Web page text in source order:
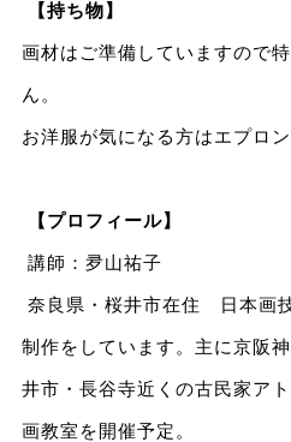
【持ち物】
画材はご準備していますので
ん。
お洋服が気になる方はエプロ
【プロフィール】
講師：夛山祐子
奈良県・桜井市在住 日本画
制作をしています。主に京阪
井市・長谷寺近くの古民家ア
画教室を開催予定。